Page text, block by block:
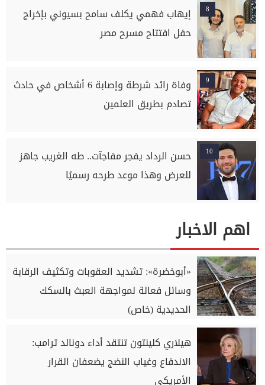
8
إيهاب فهمي يكلف سامح بسيوني بإخراج
حفل افتتاح مسرح مصر
9
وفاة رائد شرطة وإصابة 6 أشخاص في حادث
تصادم بطريق العلمين
10
حسن الرداد يفجر مفاجآت.. طه الغريب جاهز
للعرض وهذا موعد طرحه رسميًا
اهم الاخبار
«أبوخضرة»: تشديد العقوبات وتكثيف الرقابة
وسائل فعالة لمواجهة العبث بالسكك
الحديدية (خاص)
هيلاري كلينتون تنتقد أداء دونالد ترامب:
الاندفاع وغياب النضج يضعفان القرار
الأمريكي